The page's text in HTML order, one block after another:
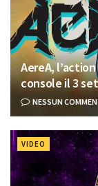
AereA,
console il 3
NESSUN
VIDEO